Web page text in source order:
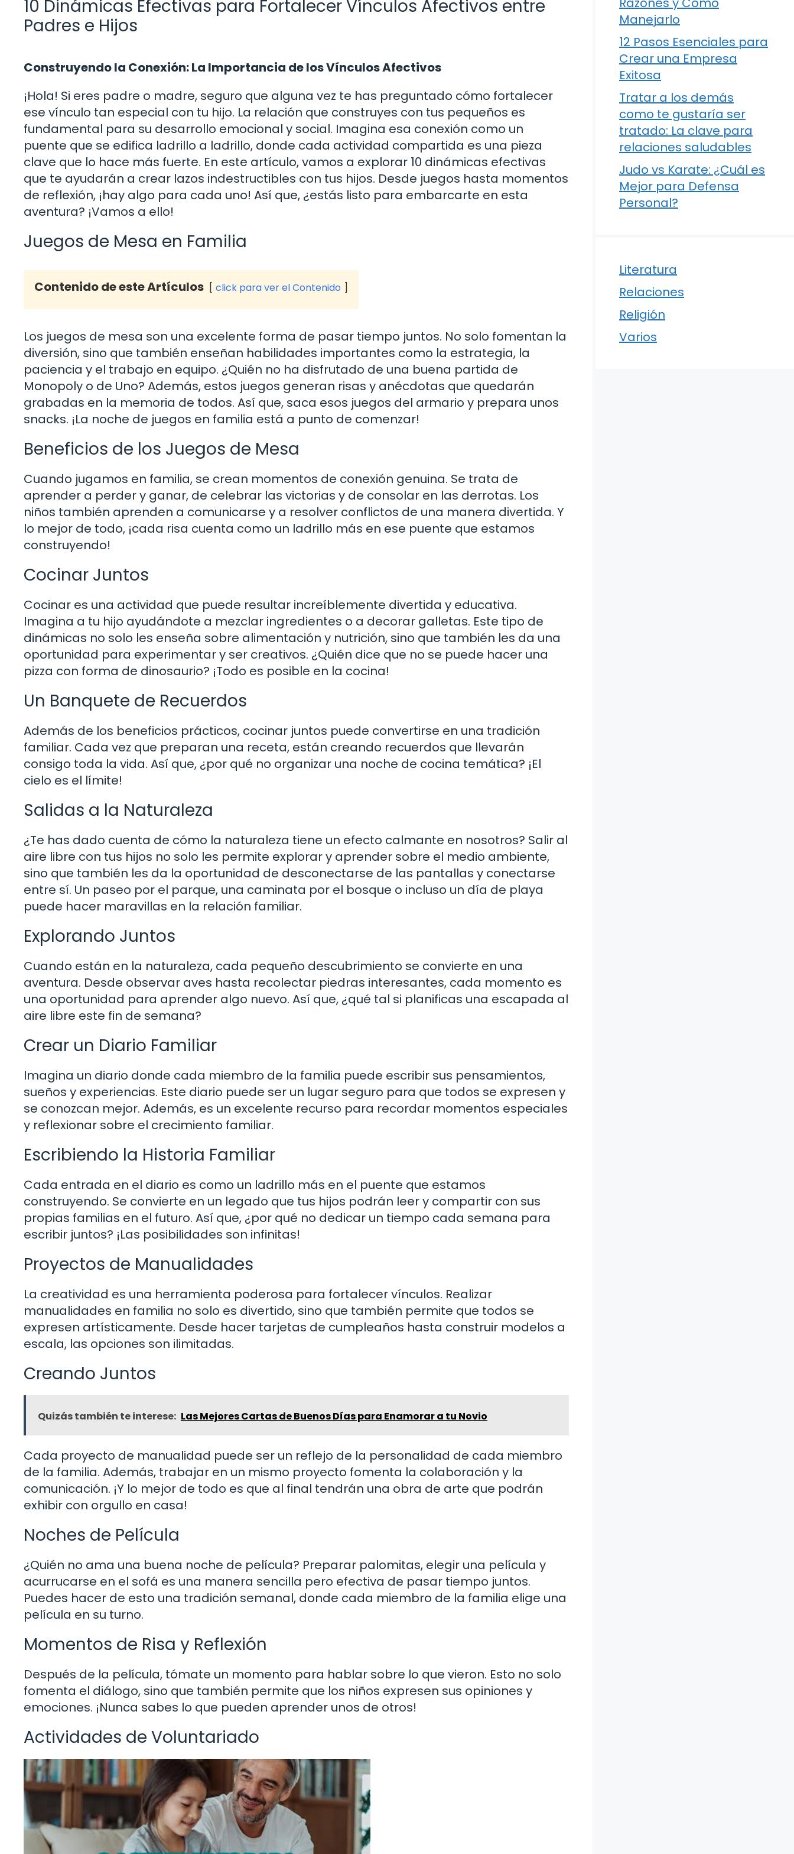
10 Dinámicas Efectivas para Fortalecer Vínculos Afectivos entre
Padres e Hijos
Construyendo la Conexión: La Importancia de los Vínculos Afectivos
¡Hola! Si eres padre o madre, seguro que alguna vez te has preguntado cómo fortalecer
ese vínculo tan especial con tu hijo. La relación que construyes con tus pequeños es
fundamental para su desarrollo emocional y social. Imagina esa conexión como un
puente que se edifica ladrillo a ladrillo, donde cada actividad compartida es una pieza
clave que lo hace más fuerte. En este artículo, vamos a explorar 10 dinámicas efectivas
que te ayudarán a crear lazos indestructibles con tus hijos. Desde juegos hasta momentos
de reflexión, ¡hay algo para cada uno! Así que, ¿estás listo para embarcarte en esta
aventura? ¡Vamos a ello!
Juegos de Mesa en Familia
Contenido de este Artículos click para ver el Contenido
Los juegos de mesa son una excelente forma de pasar tiempo juntos. No solo fomentan la
diversión, sino que también enseñan habilidades importantes como la estrategia, la
paciencia y el trabajo en equipo. ¿Quién no ha disfrutado de una buena partida de
Monopoly o de Uno? Además, estos juegos generan risas y anécdotas que quedarán
grabadas en la memoria de todos. Así que, saca esos juegos del armario y prepara unos
snacks. ¡La noche de juegos en familia está a punto de comenzar!
Beneficios de los Juegos de Mesa
Cuando jugamos en familia, se crean momentos de conexión genuina. Se trata de
aprender a perder y ganar, de celebrar las victorias y de consolar en las derrotas. Los
niños también aprenden a comunicarse y a resolver conflictos de una manera divertida. Y
lo mejor de todo, ¡cada risa cuenta como un ladrillo más en ese puente que estamos
construyendo!
Cocinar Juntos
Cocinar es una actividad que puede resultar increíblemente divertida y educativa.
Imagina a tu hijo ayudándote a mezclar ingredientes o a decorar galletas. Este tipo de
dinámicas no solo les enseña sobre alimentación y nutrición, sino que también les da una
oportunidad para experimentar y ser creativos. ¿Quién dice que no se puede hacer una
pizza con forma de dinosaurio? ¡Todo es posible en la cocina!
Un Banquete de Recuerdos
Además de los beneficios prácticos, cocinar juntos puede convertirse en una tradición
familiar. Cada vez que preparan una receta, están creando recuerdos que llevarán
consigo toda la vida. Así que, ¿por qué no organizar una noche de cocina temática? ¡El
cielo es el límite!
Salidas a la Naturaleza
¿Te has dado cuenta de cómo la naturaleza tiene un efecto calmante en nosotros? Salir al
aire libre con tus hijos no solo les permite explorar y aprender sobre el medio ambiente,
sino que también les da la oportunidad de desconectarse de las pantallas y conectarse
entre sí. Un paseo por el parque, una caminata por el bosque o incluso un día de playa
puede hacer maravillas en la relación familiar.
Explorando Juntos
Cuando están en la naturaleza, cada pequeño descubrimiento se convierte en una
aventura. Desde observar aves hasta recolectar piedras interesantes, cada momento es
una oportunidad para aprender algo nuevo. Así que, ¿qué tal si planificas una escapada al
aire libre este fin de semana?
Crear un Diario Familiar
Imagina un diario donde cada miembro de la familia puede escribir sus pensamientos,
sueños y experiencias. Este diario puede ser un lugar seguro para que todos se expresen y
se conozcan mejor. Además, es un excelente recurso para recordar momentos especiales
y reflexionar sobre el crecimiento familiar.
Escribiendo la Historia Familiar
Cada entrada en el diario es como un ladrillo más en el puente que estamos
construyendo. Se convierte en un legado que tus hijos podrán leer y compartir con sus
propias familias en el futuro. Así que, ¿por qué no dedicar un tiempo cada semana para
escribir juntos? ¡Las posibilidades son infinitas!
Proyectos de Manualidades
La creatividad es una herramienta poderosa para fortalecer vínculos. Realizar
manualidades en familia no solo es divertido, sino que también permite que todos se
expresen artísticamente. Desde hacer tarjetas de cumpleaños hasta construir modelos a
escala, las opciones son ilimitadas.
Creando Juntos
Quizás también te interese: Las Mejores Cartas de Buenos Días para Enamorar a tu Novio
Cada proyecto de manualidad puede ser un reflejo de la personalidad de cada miembro
de la familia. Además, trabajar en un mismo proyecto fomenta la colaboración y la
comunicación. ¡Y lo mejor de todo es que al final tendrán una obra de arte que podrán
exhibir con orgullo en casa!
Noches de Película
¿Quién no ama una buena noche de película? Preparar palomitas, elegir una película y
acurrucarse en el sofá es una manera sencilla pero efectiva de pasar tiempo juntos.
Puedes hacer de esto una tradición semanal, donde cada miembro de la familia elige una
película en su turno.
Momentos de Risa y Reflexión
Después de la película, tómate un momento para hablar sobre lo que vieron. Esto no solo
fomenta el diálogo, sino que también permite que los niños expresen sus opiniones y
emociones. ¡Nunca sabes lo que pueden aprender unos de otros!
Actividades de Voluntariado
Manejarlo
12 Pasos Esenciales para
Crear una Empresa
Exitosa
Tratar a los demás
como te gustaría ser
tratado: La clave para
relaciones saludables
Judo vs Karate: ¿Cuál es
Mejor para Defensa
Personal?
Literatura
Relaciones
Religión
Varios